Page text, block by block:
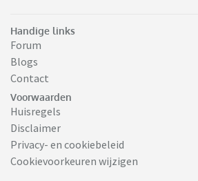
Handige links
Forum
Blogs
Contact
Voorwaarden
Huisregels
Disclaimer
Privacy- en cookiebeleid
Cookievoorkeuren wijzigen